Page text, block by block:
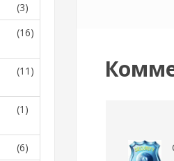
(3)
(16)
(11)
(1)
(6)